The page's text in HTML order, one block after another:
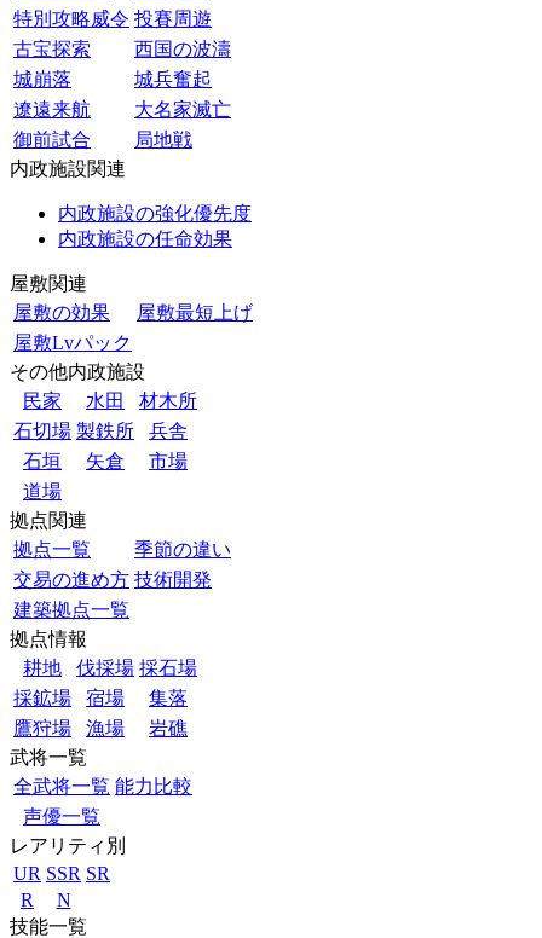
特別攻略威令 投賽周遊
古宝探索
西国の波濤
城崩落
城兵奮起
遼遠来航
大名家滅亡
御前試合
局地戦
内政施設関連
内政施設の強化優先度
内政施設の任命効果
屋敷関連
屋敷の効果
屋敷最短上げ
屋敷Lvパック
その他内政施設
民家
水田
材木所
石切場 製鉄所
兵舎
石垣
矢倉
市場
道場
拠点関連
拠点一覧
季節の違い
交易の進め方 技術開発
建築拠点一覧
拠点情報
耕地
伐採場 採石場
採鉱場
宿場
集落
鷹狩場
漁場
岩礁
武将一覧
全武将一覧 能力比較
声優一覧
レアリティ別
UR SSR SR
R
N
技能一覧